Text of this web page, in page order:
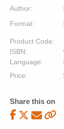
Author:
Format:
Product Code:
ISBN:
Language:
Price:
Share this on